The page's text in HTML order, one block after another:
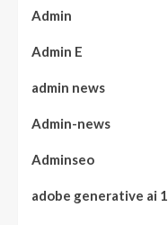
Admin
Admin E
admin news
Admin-news
Adminseo
adobe generative ai 1